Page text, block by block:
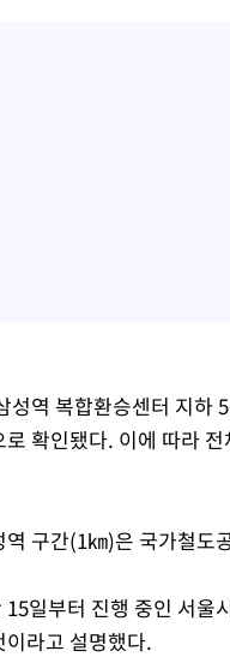
성역 복합환승센터 지하
로 확인됐다. 이에 따라
역 구간(1㎞)은 국가철도
15일부터 진행 중인 서울
이라고 설명했다.